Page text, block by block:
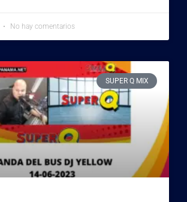
No hay comentarios
SUPER Q MIX